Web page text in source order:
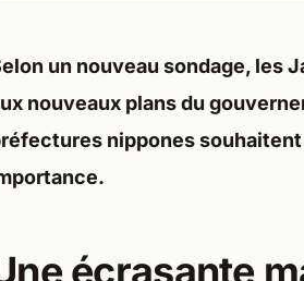
un nouveau sondage, les
nouveaux plans du
nippones
écrasante